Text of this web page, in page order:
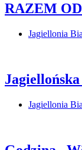
RAZEM
Jagiellonia
Jagiellonia